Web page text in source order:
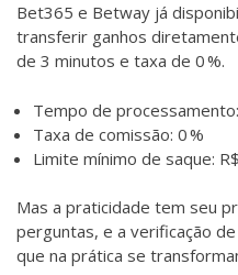
Bet365 e Betway já
transferir ganhos
de 3 minutos e taxa de 0 %.
Tempo de
Taxa de comissão: 0 %
Limite mínimo de saque:
Mas a praticidade tem seu
perguntas, e a verificação
que na prática se